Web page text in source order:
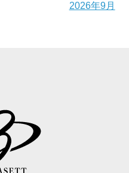
2026年9月